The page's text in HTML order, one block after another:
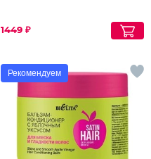
1449 ₽
Рекомендуем